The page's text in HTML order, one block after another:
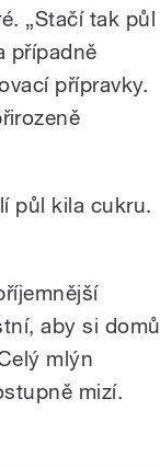
„Stačí tak půl
případně
přípravky.
půl kila cukru.
aby si domů
mlýn
mizí.